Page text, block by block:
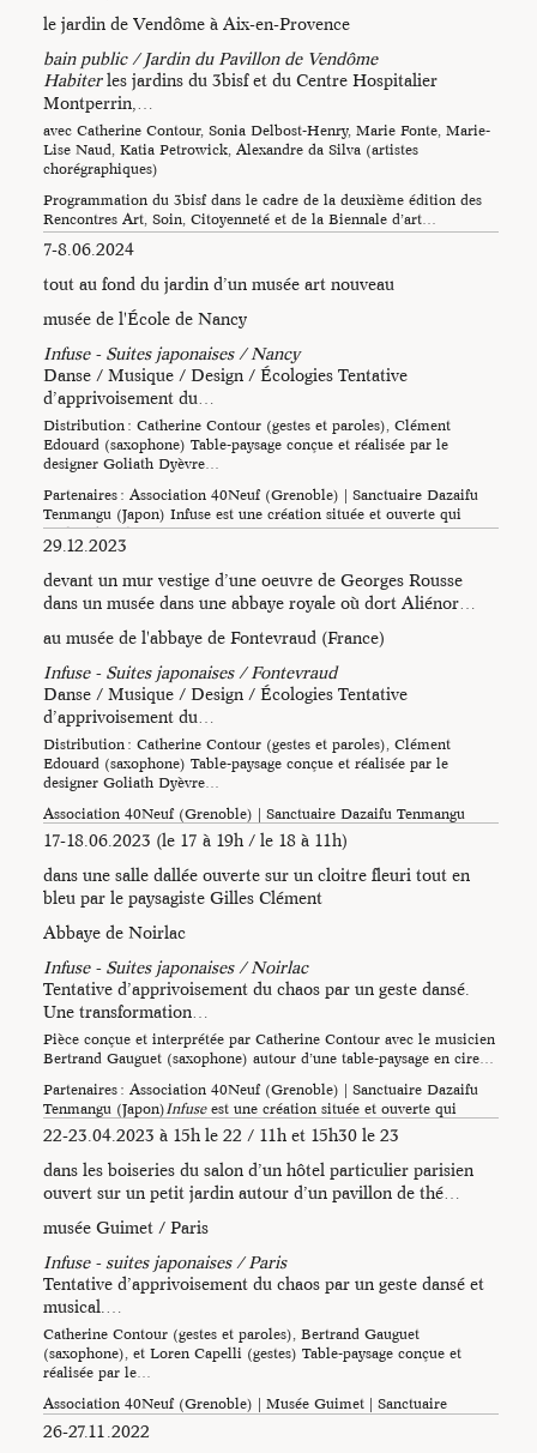
Photos : Catherine
Contour
Photo : Catherine Contour
Photos : Catherine
Contour
Photos : Mathieu Bouvier
le jardin de Vendôme à Aix-en-Provence
bain public / Jardin du Pavillon de Vendôme
Habiterles jardins du 3bisf et du Centre Hospitalier
Montperrin,…
avec Catherine Contour, Sonia Delbost-Henry, Marie Fonte, Marie-
Lise Naud, Katia Petrowick, Alexandre da Silva (artistes
chorégraphiques)
Programmation du 3bisf dans le cadre de la deuxième édition des
Rencontres Art, Soin, Citoyenneté et de la Biennale d’art…
7-8.06.2024
tout au fond du jardin d’un musée art nouveau
musée de l'École de Nancy
Infuse - Suites japonaises / Nancy
Danse / Musique / Design / Écologies Tentative
d’apprivoisement du…
Distribution : Catherine Contour (gestes et paroles), Clément
Edouard (saxophone) Table-paysage conçue et réalisée par le
designer Goliath Dyèvre…
Partenaires : Association 40Neuf (Grenoble) | Sanctuaire Dazaifu
Tenmangu (Japon) Infuse est une création située et ouverte qui
évolue dans le temps…
29.12.2023
devant un mur vestige d’une oeuvre de Georges Rousse
dans un musée dans une abbaye royale où dort Aliénor…
au musée de l'abbaye de Fontevraud (France)
Infuse - Suites japonaises / Fontevraud
Danse / Musique / Design / Écologies Tentative
d’apprivoisement du…
Distribution : Catherine Contour (gestes et paroles), Clément
Edouard (saxophone) Table-paysage conçue et réalisée par le
designer Goliath Dyèvre…
Association 40Neuf (Grenoble) | Sanctuaire Dazaifu Tenmangu
(Japon) Infuse est une création située et ouverte qui évolue dans le
temps au…
17-18.06.2023 (le 17 à 19h / le 18 à 11h)
dans une salle dallée ouverte sur un cloitre fleuri tout en
bleu par le paysagiste Gilles Clément
Abbaye de Noirlac
Infuse - Suites japonaises / Noirlac
Tentative d’apprivoisement du chaos par un geste dansé.
Une transformation…
Pièce conçue et interprétée par Catherine Contour avec le musicien
Bertrand Gauguet (saxophone) autour d’une table-paysage en cire…
Partenaires : Association 40Neuf (Grenoble) | Sanctuaire Dazaifu
Tenmangu (Japon) Infuseest une création située et ouverte qui
évolue dans le…
22-23.04.2023 à 15h le 22 / 11h et 15h30 le 23
dans les boiseries du salon d’un hôtel particulier parisien
ouvert sur un petit jardin autour d’un pavillon de thé…
musée Guimet / Paris
Infuse - suites japonaises / Paris
Tentative d’apprivoisement du chaos par un geste dansé et
musical.…
Catherine Contour (gestes et paroles), Bertrand Gauguet
(saxophone), et Loren Capelli (gestes) Table-paysage conçue et
réalisée par le…
Association 40Neuf (Grenoble) | Musée Guimet | Sanctuaire
Dazaifu Tenmangu (Japon) Infuse est une création située et ouverte
qui évolue dans le…
26-27.11.2022